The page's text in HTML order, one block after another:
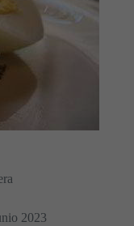
2023